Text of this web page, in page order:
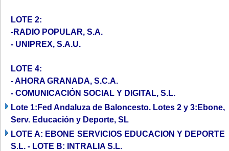
LOTE 2:
-RADIO POPULAR, S.A.
- UNIPREX, S.A.U.
LOTE 4:
- AHORA GRANADA, S.C.A.
- COMUNICACIÓN SOCIAL Y DIGITAL, S.L.
Lote 1:Fed Andaluza de Baloncesto. Lotes 2 y 3:Ebone,
Serv. Educación y Deporte, SL
LOTE A: EBONE SERVICIOS EDUCACION Y DEPORTE
S.L. - LOTE B: INTRALIA S.L.